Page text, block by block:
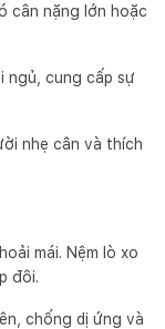
cân nặng lớn hoặc
ngủ, cung cấp sự
nhẹ cân và thích
mái. Nệm lò xo
đôi.
chống dị ứng và